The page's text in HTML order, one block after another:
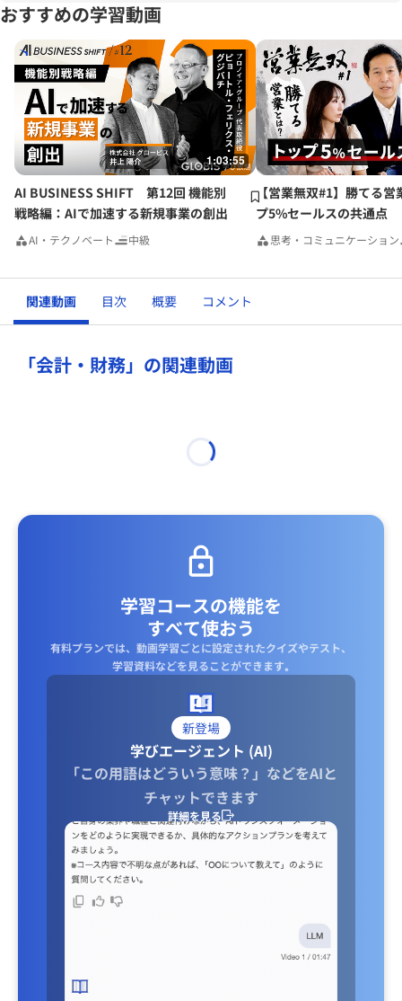
おすすめの学習動画
1:03:55
AI BUSINESS SHIFT 第12回 機能別
戦略編：AIで加速する新規事業の創出
AI・テクノベート 中級
【営業無双#1】勝てる営
プ5%セールスの共通点
思考・コミュニケーション
関連動画 目次 概要 コメント
「会計・財務」の関連動画
学習コースの機能を
すべて使おう
有料プランでは、動画学習ごとに設定されたクイズやテスト、
学習資料などを見ることができます｡
新登場
学びエージェント (AI)
「この用語はどういう意味？」などをAIと
チャットできます
詳細を見る